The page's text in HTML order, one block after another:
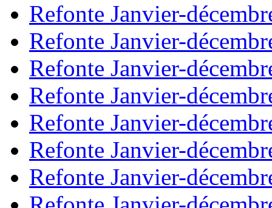
Refonte Janvier-
Refonte Janvier-
Refonte Janvier-
Refonte Janvier-
Refonte Janvier-
Refonte Janvier-
Refonte Janvier-